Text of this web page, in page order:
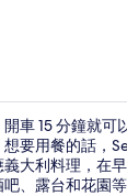
車 15 分鐘就可
要用餐的話，
大利料理，在
、露台和花園等